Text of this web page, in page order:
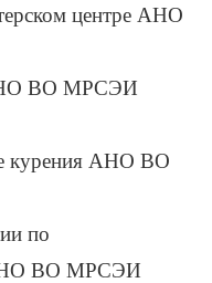
центре АНО
ВО МРСЭИ
курения АНО ВО
по
АНО ВО МРСЭИ